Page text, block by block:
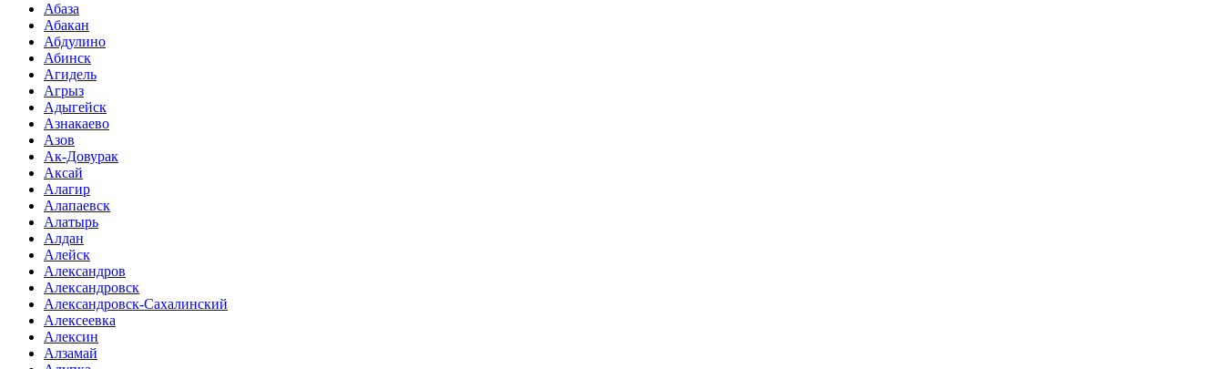
Абаза
Абакан
Абдулино
Абинск
Агидель
Агрыз
Адыгейск
Азнакаево
Азов
Ак-Довурак
Аксай
Алагир
Алапаевск
Алатырь
Алдан
Алейск
Александров
Александровск
Александровск-Сахалинский
Алексеевка
Алексин
Алзамай